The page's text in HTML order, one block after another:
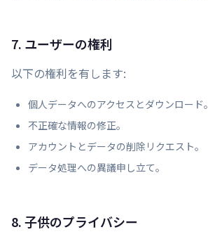
7. ユーザーの権利
以下の権利を有します:
個人データへのアクセスとダウンロード。
不正確な情報の修正。
アカウントとデータの削除リクエスト。
データ処理への異議申し立て。
8. 子供のプライバシー